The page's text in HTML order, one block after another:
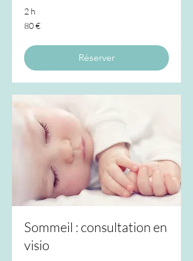
2 h
80
euros
80 €
Réserver
Sommeil : consultation en
visio